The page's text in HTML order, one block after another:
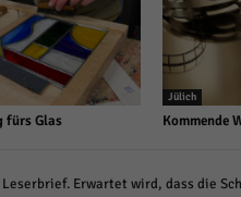
fürs Glas
Jülich
Kommende
Erwartet wird, dass die